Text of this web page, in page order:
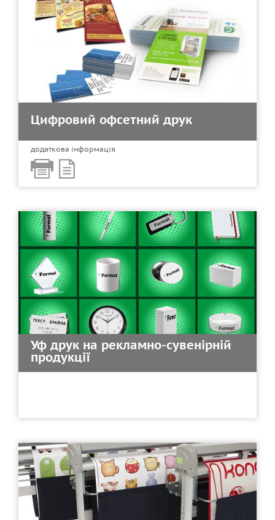
Цифровий офсетний друк
додаткова інформація
Уф друк на рекламно-сувенірній
продукції